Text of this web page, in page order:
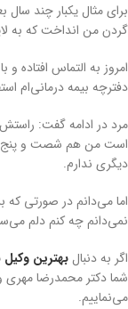
برای مثال یکبار چند سال
گردن من انداخت که به
امروز به التماس افتاده و
دفترچه بیمه درمانی‌ام
مرد در ادامه گفت: راستش
است من هم شصت و پنج
دیگری ندارم.
اما می‌دانم در صورتی
نمی‌دانم چه کنم دلم
اگر به دنبال بهترین وکیل
شما دکتر محمدرضا مهری
می‌نماییم.